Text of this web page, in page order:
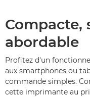
Compacte,
abordable
Profitez d'un
aux smartphones ou
commande simples.
cette imprimante au